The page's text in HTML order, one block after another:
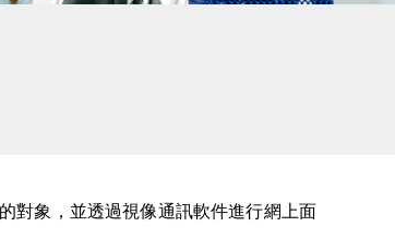
對象，並透過視像通訊軟件進行網上面